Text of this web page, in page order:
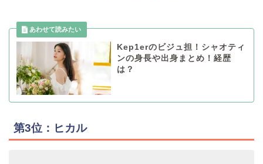
Kep1erのビジュ担！シャオティ
ンの身長や出身まとめ！経歴
は？
第3位：ヒカル